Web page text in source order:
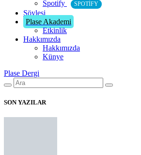
Spotify
SPOTIFY
Söyleşi
Plase Akademi
Etkinlik
Hakkımızda
Hakkımızda
Künye
Plase Dergi
SON YAZILAR